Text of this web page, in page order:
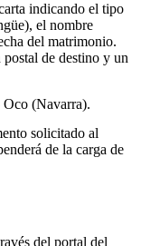
indicando el tipo
el nombre
del matrimonio.
de destino y un
Oco (Navarra).
solicitado al
de la carga de
del portal del